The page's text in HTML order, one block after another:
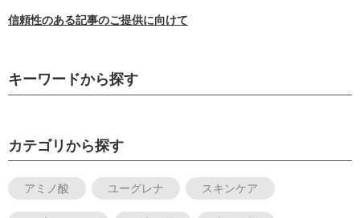
信頼性のある記事のご提供に向けて
キーワードから探す
カテゴリから探す
アミノ酸 ユーグレナ スキンケア